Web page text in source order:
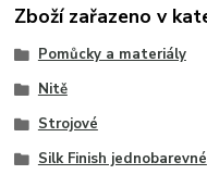
Zboží zařazeno v
Pomůcky a materiály
Nitě
Strojové
Silk Finish jednobarevné